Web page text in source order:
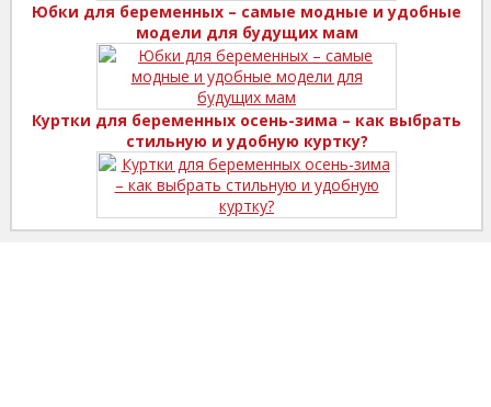
Юбки для беременных – самые модные и удобные
модели для будущих мам
Куртки для беременных осень-зима – как выбрать
стильную и удобную куртку?